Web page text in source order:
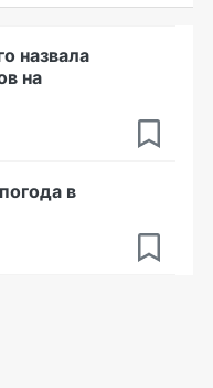
назвала
на
в